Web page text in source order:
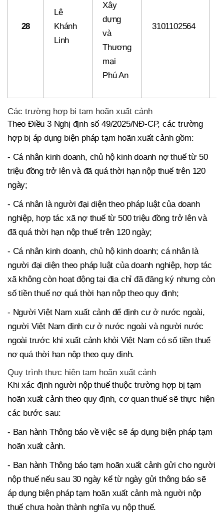
28
Lê
Khánh
Linh
Xây
dựng
và
Thương
mại
Phú An
3101102564
Các trường hợp bị tạm hoãn xuất cảnh
Theo Điều 3 Nghị định số 49/2025/NĐ-CP, các trường
hợp bị áp dụng biện pháp tạm hoãn xuất cảnh gồm:
- Cá nhân kinh doanh, chủ hộ kinh doanh nợ thuế từ 50
triệu đồng trở lên và đã quá thời hạn nộp thuế trên 120
ngày;
- Cá nhân là người đại diện theo pháp luật của doanh
nghiệp, hợp tác xã nợ thuế từ 500 triệu đồng trở lên và
đã quá thời hạn nộp thuế trên 120 ngày;
- Cá nhân kinh doanh, chủ hộ kinh doanh; cá nhân là
người đại diện theo pháp luật của doanh nghiệp, hợp tác
xã không còn hoạt động tại địa chỉ đã đăng ký nhưng còn
số tiền thuế nợ quá thời hạn nộp theo quy định;
- Người Việt Nam xuất cảnh để định cư ở nước ngoài,
người Việt Nam định cư ở nước ngoài và người nước
ngoài trước khi xuất cảnh khỏi Việt Nam có số tiền thuế
nợ quá thời hạn nộp theo quy định.
Quy trình thực hiện tạm hoãn xuất cảnh
Khi xác định người nộp thuế thuộc trường hợp bị tạm
hoãn xuất cảnh theo quy định, cơ quan thuế sẽ thực hiện
các bước sau:
- Ban hành Thông báo về việc sẽ áp dụng biện pháp tạm
hoãn xuất cảnh.
- Ban hành Thông báo tạm hoãn xuất cảnh gửi cho người
nộp thuế nếu sau 30 ngày kể từ ngày gửi thông báo sẽ
áp dụng biện pháp tạm hoãn xuất cảnh mà người nộp
thuế chưa hoàn thành nghĩa vụ nộp thuế.